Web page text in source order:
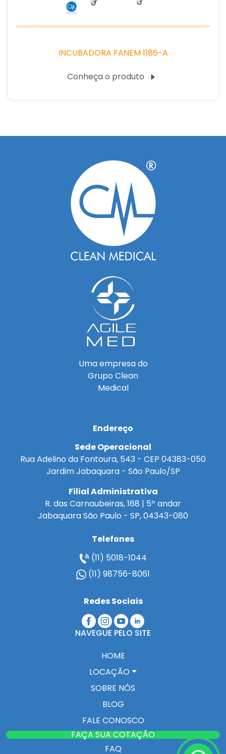
INCUBADORA FANEM 1186-A
Conheça o produto
Uma empresa do
Grupo Clean
Medical
Endereço
Sede Operacional
Rua Adelino da Fontoura, 543 - CEP 04383-050
Jardim Jabaquara - São Paulo/SP
Filial Administrativa
R. das Carnaubeiras, 168 | 5º andar
Jabaquara São Paulo - SP, 04343-080
Telefones
(11) 5018-1044
(11) 98756-8061
Redes Sociais
NAVEGUE PELO SITE
HOME
LOCAÇÃO
SOBRE NÓS
BLOG
FALE CONOSCO
FAÇA SUA COTAÇÃO
FAQ